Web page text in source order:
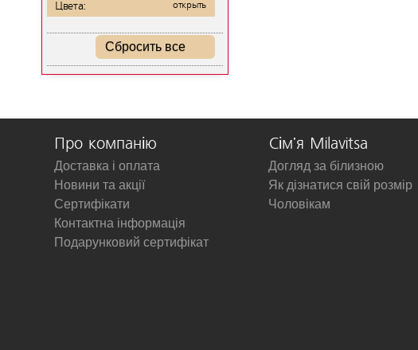
Цвета: открыть
Сбросить все
Про компанію
Доставка і оплата
Новини та акції
Сертифікати
Контактна інформація
Подарунковий сертифікат
Сім'я Milavitsa
Догляд за білизною
Як дізнатися свій розмір
Чоловікам